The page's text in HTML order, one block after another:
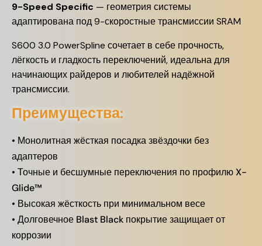
9-Speed Specific — геометрия системы
адаптирована под 9-скоростные трансмиссии SRAM
S600 3.0 PowerSpline сочетает в себе прочность,
лёгкость и гладкость переключений, идеальна для
начинающих райдеров и любителей надёжной
трансмиссии.
Преимущества:
• Монолитная жёсткая посадка звёздочки без
адаптеров
• Точные и бесшумные переключения по профилю X-
Glide™
• Высокая жёсткость при минимальном весе
• Долговечное Blast Black покрытие защищает от
коррозии